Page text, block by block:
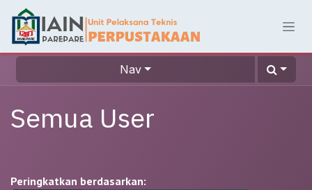
Skip ke Konten
Nav
Semua User
Peringkatkan berdasarkan: